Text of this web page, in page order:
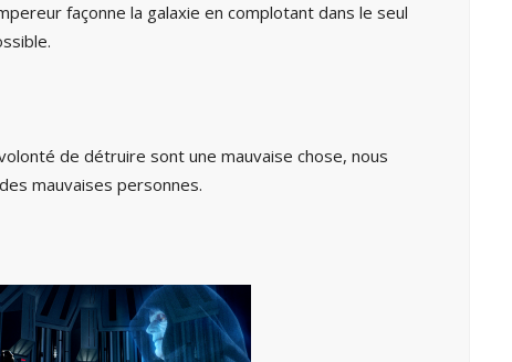
façonne la galaxie en complotant dans le seul
de détruire sont une mauvaise chose, nous
mauvaises personnes.